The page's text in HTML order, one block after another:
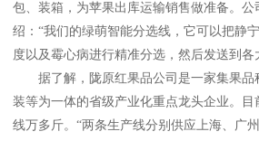
包、装箱，为苹果出库运输销售做准备。公
绍：“我们的绿萌智能分选线，它可以把静
度以及霉心病进行精准分选，然后发送到各
据了解，陇原红果品公司是一家集果品
装等为一体的省级产业化重点龙头企业。
线万多斤。“两条生产线分别供应上海、广